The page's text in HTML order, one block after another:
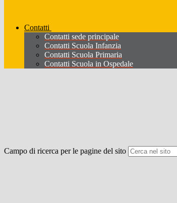
Contatti
Contatti sede principale
Contatti Scuola Infanzia
Contatti Scuola Primaria
Contatti Scuola in Ospedale
Campo di ricerca per le pagine del sito